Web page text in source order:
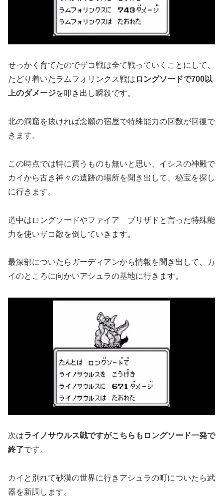
せっかく育てたのでザコ戦は全て戦っていくことにして、
たどり着いたラムフォリンクス戦は ロングソードで700以
上のダメージを叩き出し瞬殺です。
北の洞窟を抜ければ念願の宿屋で特殊能力の回数が回復で
きます。
この時点では特に買うものも無いと思い、イシスの神殿で
カイから古き神々の遺跡の場所を聞き出して、秘宝を探し
に行きます。
道中はロングソードやファイア ブリザドと言った特殊能
力を使いザコ敵を倒していきます。
最深部についたらガーディアンから情報を聞き出して、カ
イのところに向かいアシュラの基地に行きます。
次はライノサウルス戦ですがこちらもロングソード一発で
終了です。
カイと別れて砂漠の世界に行きアシュラの町についたら武
器を新調します。